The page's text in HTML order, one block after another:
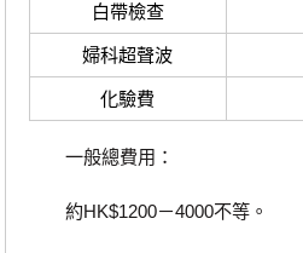
白帶檢查
婦科超聲波
化驗費
一般總費用：
約HK$1200－4000不等。